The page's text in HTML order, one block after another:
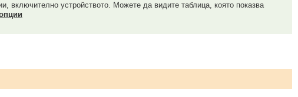
включително устройството. Можете да видите таблица, която показва